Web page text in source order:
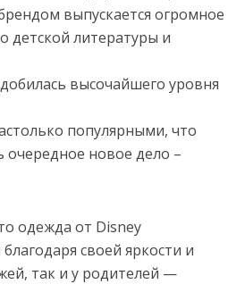
выпускается огромное
детской литературы и
высочайшего уровня
популярными, что
новое дело –
одежда от Disney
своей яркости и
так и у родителей —